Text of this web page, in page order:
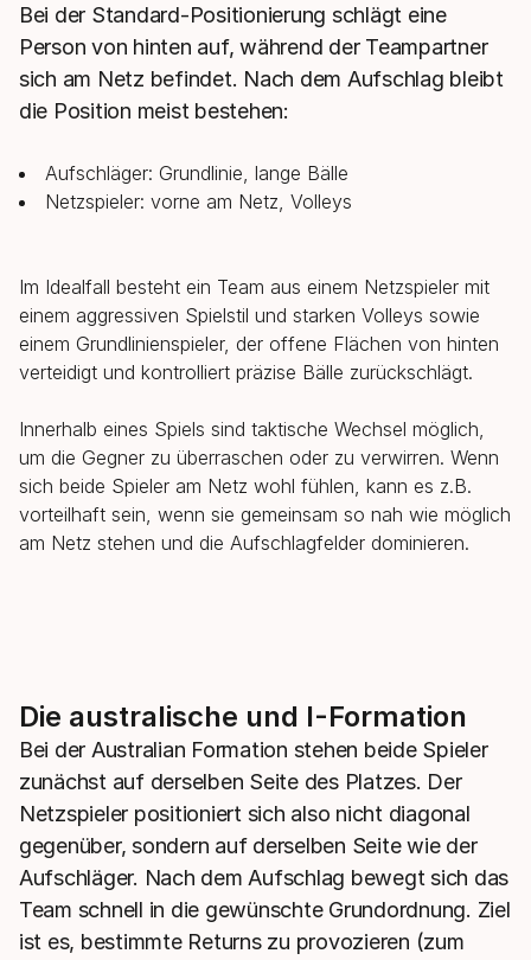
Bei der Standard-Positionierung schlägt eine
Person von hinten auf, während der Teampartner
sich am Netz befindet. Nach dem Aufschlag bleibt
die Position meist bestehen:
Aufschläger: Grundlinie, lange Bälle
Netzspieler: vorne am Netz, Volleys
Im Idealfall besteht ein Team aus einem Netzspieler mit
einem aggressiven Spielstil und starken Volleys sowie
einem Grundlinienspieler, der offene Flächen von hinten
verteidigt und kontrolliert präzise Bälle zurückschlägt.
Innerhalb eines Spiels sind taktische Wechsel möglich,
um die Gegner zu überraschen oder zu verwirren. Wenn
sich beide Spieler am Netz wohl fühlen, kann es z.B.
vorteilhaft sein, wenn sie gemeinsam so nah wie möglich
am Netz stehen und die Aufschlagfelder dominieren.
Die australische und I-Formation
Bei der Australian Formation stehen beide Spieler
zunächst auf derselben Seite des Platzes. Der
Netzspieler positioniert sich also nicht diagonal
gegenüber, sondern auf derselben Seite wie der
Aufschläger. Nach dem Aufschlag bewegt sich das
Team schnell in die gewünschte Grundordnung. Ziel
ist es, bestimmte Returns zu provozieren (zum